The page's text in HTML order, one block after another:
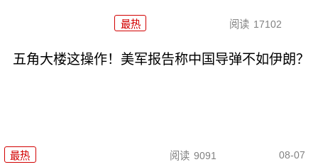
最热 阅读 17102
五角大楼这操作！美军报告称中国导弹不如伊朗？
最热 阅读 9091 08-07